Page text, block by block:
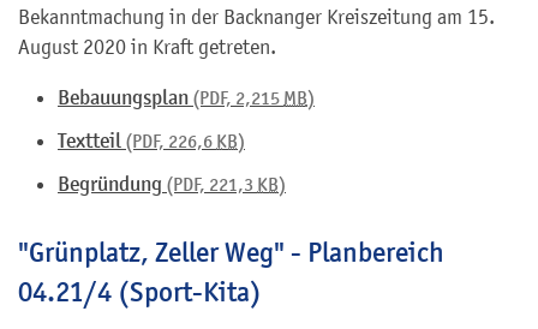
Bekanntmachung in der Backnanger Kreiszeitung am 15.
August 2020 in Kraft getreten.
Bebauungsplan (PDF, 2,215MB)
Textteil (PDF, 226,6KB)
Begründung (PDF, 221,3 KB)
"Grünplatz, Zeller Weg" - Planbereich
04.21/4 (Sport-Kita)